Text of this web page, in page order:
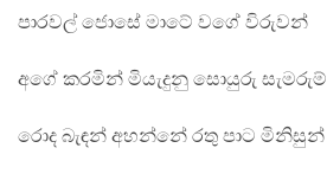
පාරවල් ජොසේ මාටේ වගේ විරුවන්
අගේ කරමින් මියැදුනු සොයුරු සැමරුම්
රොද බැඳන් අහන්නේ රතු පාට මිනිසුන්